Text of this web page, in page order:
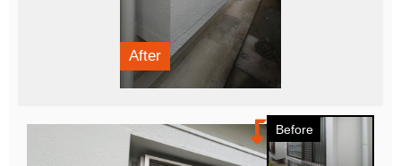
After
Before